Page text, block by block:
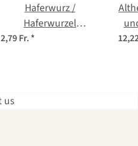
Haferwurz /
Haferwurzel
(Tragopogon
2,79 Fr.*